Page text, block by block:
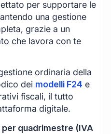
per supportare le
una gestione
grazie a un
che lavora con te
ordinaria della
dei modelli F24 e
fiscali, il tutto
digitale.
quadrimestre (IVA